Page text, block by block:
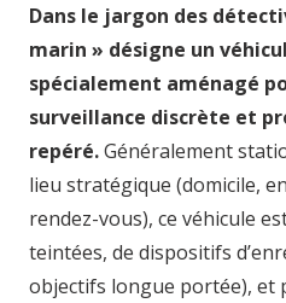
Dans le jargon des
marin » désigne un
spécialement aménagé
surveillance discrète et
repéré.Généralement
lieu stratégique (domicile,
rendez-vous), ce véhicule
teintées, de dispositifs
objectifs longue portée), et